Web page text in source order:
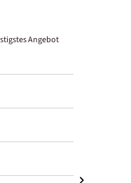
Angebot